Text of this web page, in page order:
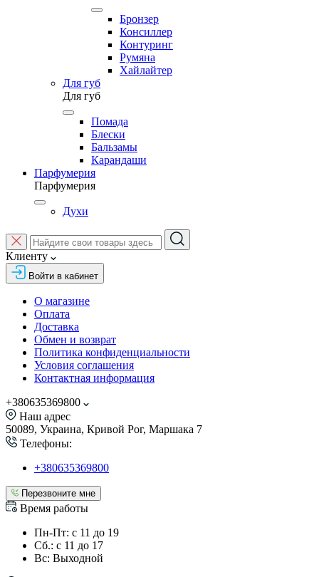
Бронзер
Консиллер
Контуринг
Румяна
Хайлайтер
Для губ
Для губ
Помада
Блески
Бальзамы
Карандаши
Парфумерия
Парфумерия
Духи
Клиенту
Войти в кабинет
О магазине
Оплата
Доставка
Обмен и возврат
Политика конфиденциальности
Условия соглашения
Контактная информация
+380635369800
Наш адрес
50089, Украина, Кривой Рог, Маршака 7
Телефоны:
+380635369800
Перезвоните мне
Время работы
Пн-Пт: с 11 до 19
Сб.: с 11 до 17
Вс: Выходной